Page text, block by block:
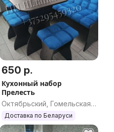
650 р.
Кухонный набор
Прелесть
Октябрьский, Гомельская
область
Доставка по Беларуси